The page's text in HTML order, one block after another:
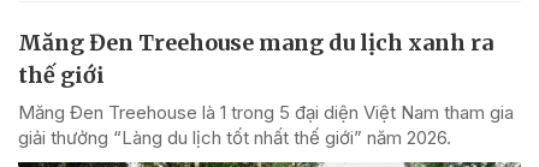
Măng Đen Treehouse mang du lịch xanh ra
thế giới
Măng Đen Treehouse là 1 trong 5 đại diện Việt Nam tham gia
giải thưởng “Làng du lịch tốt nhất thế giới” năm 2026.